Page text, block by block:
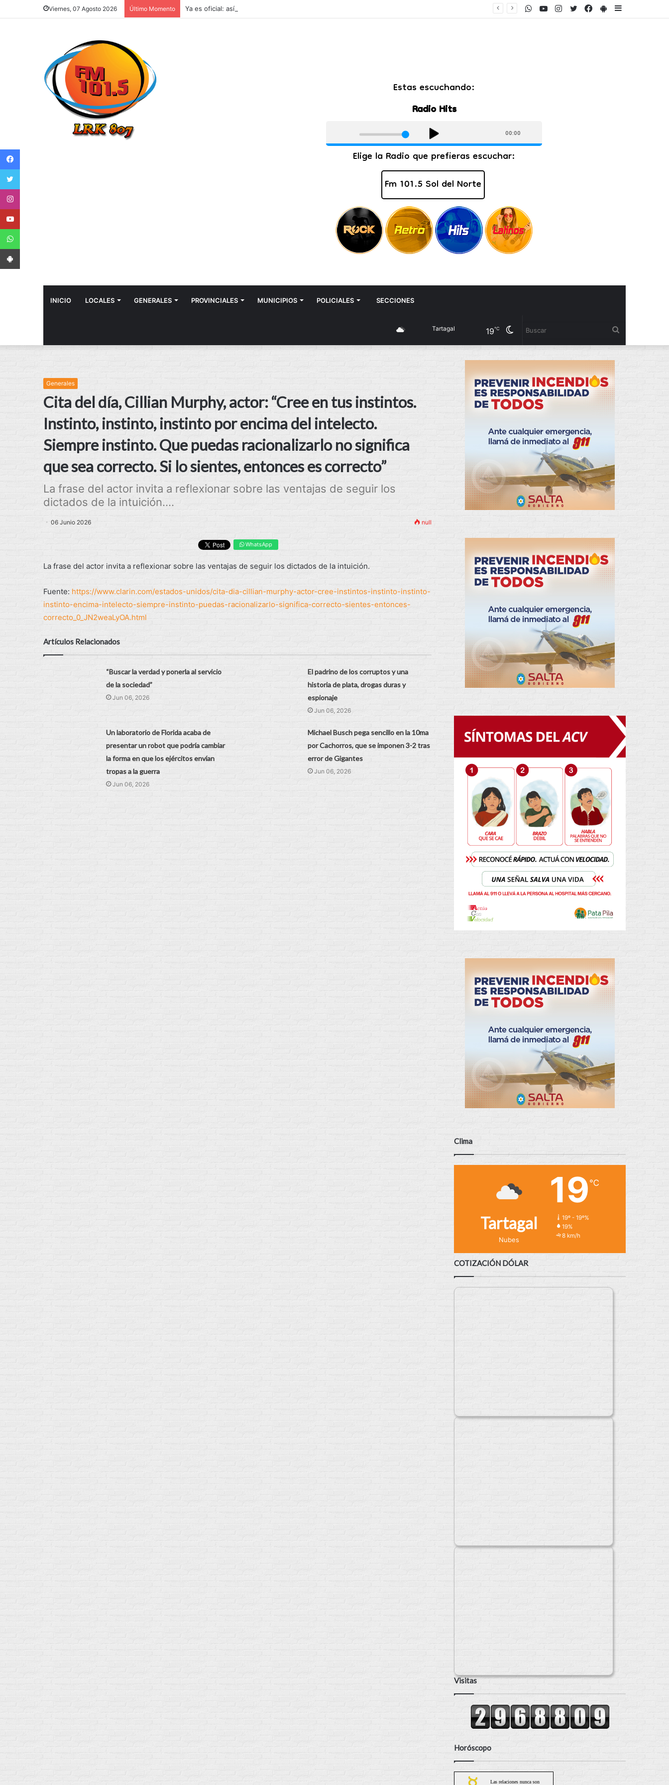
Viernes, 07 Agosto 2026 Último Momento Ya es oficial: así quedarán las cuotas de los colegios privados de Salta tras un aumento PlayStore
Facebook
Twitter
Instagram
Youtube
WhatsApp
INICIO LOCALES GENERALES PROVINCIALES MUNICIPIOS POLICIALES SECCIONES
Cambiar
modo
Tartagal 19℃
Generales
Cita del día, Cillian Murphy, actor: “Cree en tus instintos.
Instinto, instinto, instinto por encima del intelecto.
Siempre instinto. Que puedas racionalizarlo no significa
que sea correcto. Si lo sientes, entonces es correcto”
La frase del actor invita a reflexionar sobre las ventajas de seguir los
dictados de la intuición....
06 Junio 2026 null
WhatsApp
La frase del actor invita a reflexionar sobre las ventajas de seguir los dictados de la intuición.
Fuente: https://www.clarin.com/estados-unidos/cita-dia-cillian-murphy-actor-cree-instintos-instinto-instinto-
instinto-encima-intelecto-siempre-instinto-puedas-racionalizarlo-significa-correcto-sientes-entonces-
correcto_0_JN2weaLyOA.html
Artículos Relacionados
“Buscar la verdad y ponerla al servicio
de la sociedad”
Jun 06, 2026
El padrino de los corruptos y una
historia de plata, drogas duras y
espionaje
Jun 06, 2026
Un laboratorio de Florida acaba de
presentar un robot que podría cambiar
la forma en que los ejércitos envían
tropas a la guerra
Jun 06, 2026
Michael Busch pega sencillo en la 10ma
por Cachorros, que se imponen 3-2 tras
error de Gigantes
Jun 06, 2026
Clima
Tartagal
Nubes
19 ℃
19º - 19º%
19%
8 km/h
COTIZACIÓN DÓLAR
Visitas
Horóscopo